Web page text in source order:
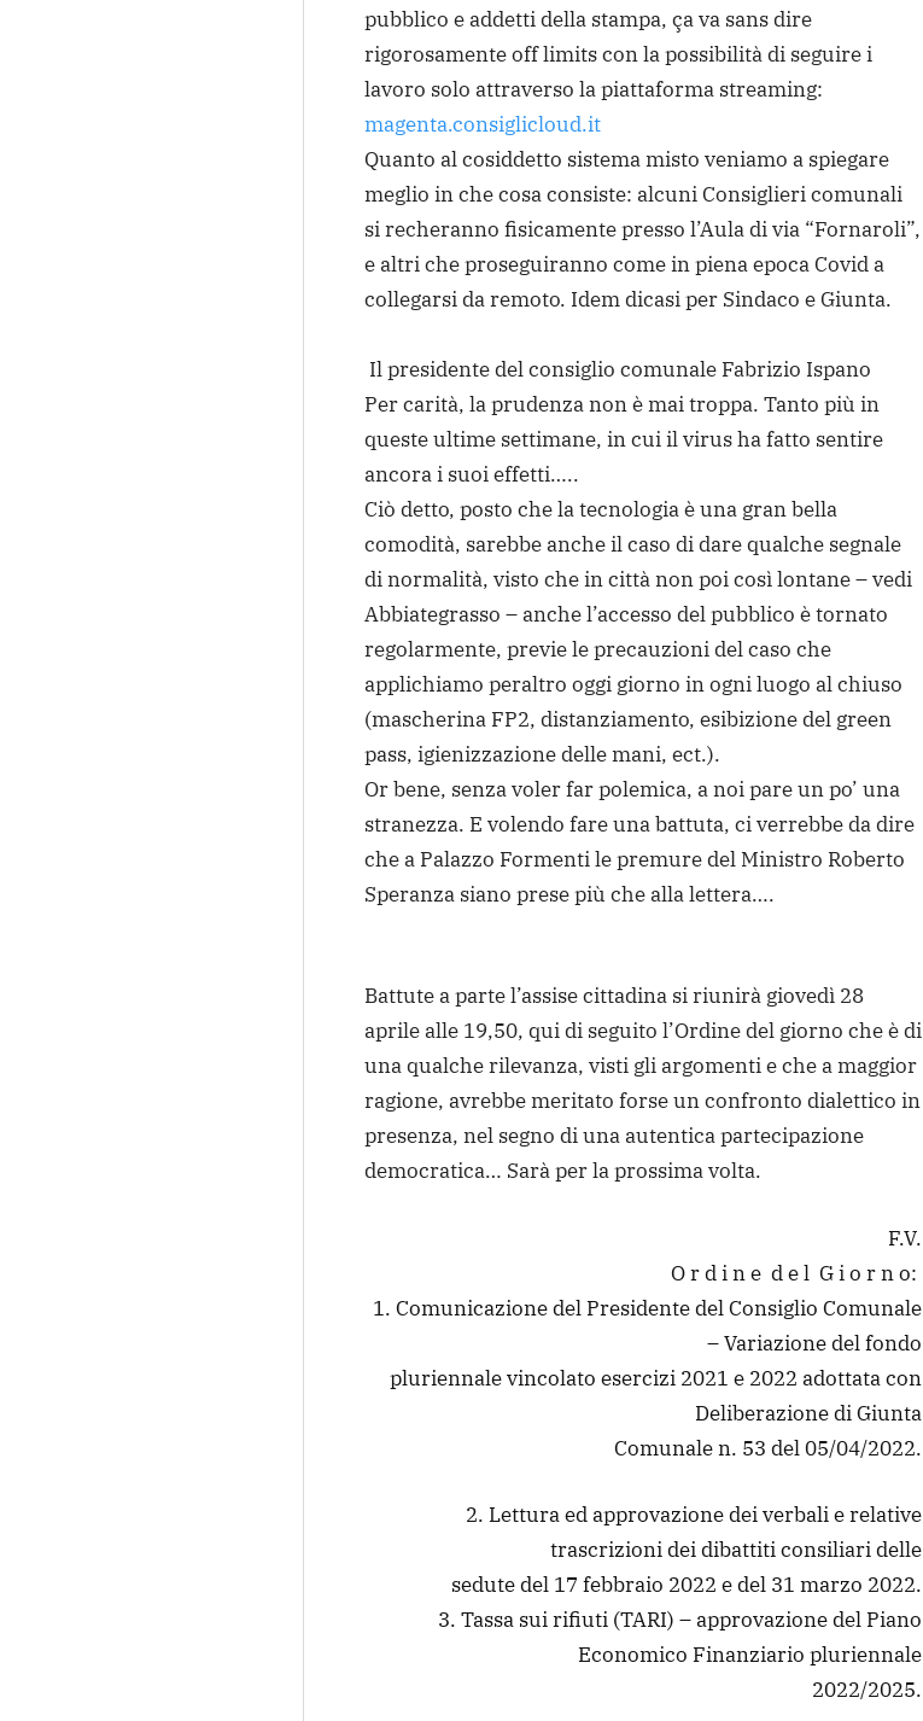
pubblico e addetti della stampa, ça va sans dire
rigorosamente off limits con la possibilità di seguire i
lavoro solo attraverso la piattaforma streaming:
magenta.consiglicloud.it
Quanto al cosiddetto sistema misto veniamo a spiegare
meglio in che cosa consiste: alcuni Consiglieri comunali
si recheranno fisicamente presso l’Aula di via “Fornaroli”,
e altri che proseguiranno come in piena epoca Covid a
collegarsi da remoto. Idem dicasi per Sindaco e Giunta.
Il presidente del consiglio comunale Fabrizio Ispano
Per carità, la prudenza non è mai troppa. Tanto più in
queste ultime settimane, in cui il virus ha fatto sentire
ancora i suoi effetti…..
Ciò detto, posto che la tecnologia è una gran bella
comodità, sarebbe anche il caso di dare qualche segnale
di normalità, visto che in città non poi così lontane – vedi
Abbiategrasso – anche l’accesso del pubblico è tornato
regolarmente, previe le precauzioni del caso che
applichiamo peraltro oggi giorno in ogni luogo al chiuso
(mascherina FP2, distanziamento, esibizione del green
pass, igienizzazione delle mani, ect.).
Or bene, senza voler far polemica, a noi pare un po’ una
stranezza. E volendo fare una battuta, ci verrebbe da dire
che a Palazzo Formenti le premure del Ministro Roberto
Speranza siano prese più che alla lettera….
Battute a parte l’assise cittadina si riunirà giovedì 28
aprile alle 19,50, qui di seguito l’Ordine del giorno che è di
una qualche rilevanza, visti gli argomenti e che a maggior
ragione, avrebbe meritato forse un confronto dialettico in
presenza, nel segno di una autentica partecipazione
democratica… Sarà per la prossima volta.
F.V.
O r d i n e d e l G i o r n o:
1. Comunicazione del Presidente del Consiglio Comunale
– Variazione del fondo
pluriennale vincolato esercizi 2021 e 2022 adottata con
Deliberazione di Giunta
Comunale n. 53 del 05/04/2022.
2. Lettura ed approvazione dei verbali e relative
trascrizioni dei dibattiti consiliari delle
sedute del 17 febbraio 2022 e del 31 marzo 2022.
3. Tassa sui rifiuti (TARI) – approvazione del Piano
Economico Finanziario pluriennale
2022/2025.